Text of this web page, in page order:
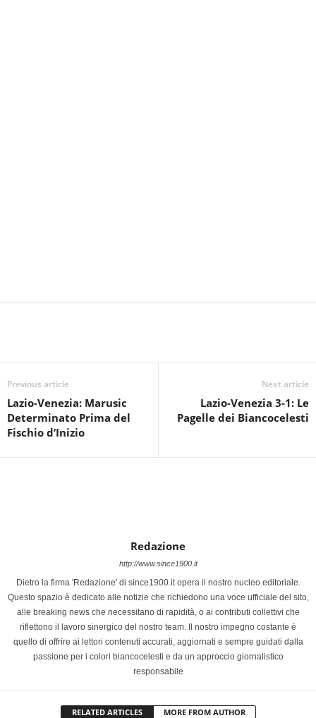
Previous article
Lazio-Venezia: Marusic
Determinato Prima del
Fischio d’Inizio
Next article
Lazio-Venezia 3-1: Le
Pagelle dei Biancocelesti
Redazione
http://www.since1900.it
Dietro la firma 'Redazione' di since1900.it opera il nostro nucleo editoriale.
Questo spazio è dedicato alle notizie che richiedono una voce ufficiale del sito,
alle breaking news che necessitano di rapidità, o ai contributi collettivi che
riflettono il lavoro sinergico del nostro team. Il nostro impegno costante è
quello di offrire ai lettori contenuti accurati, aggiornati e sempre guidati dalla
passione per i colori biancocelesti e da un approccio giornalistico
responsabile
RELATED ARTICLES MORE FROM AUTHOR